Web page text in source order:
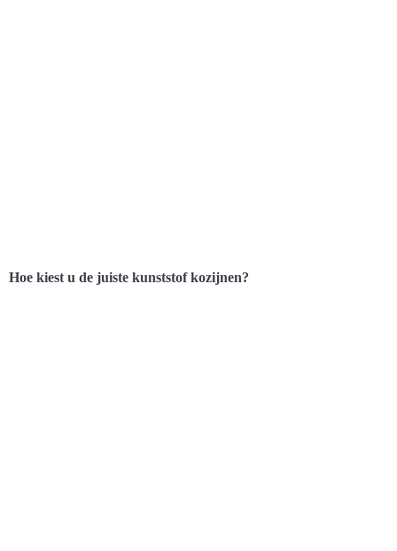
Hoe kiest u de juiste kunststof kozijnen?